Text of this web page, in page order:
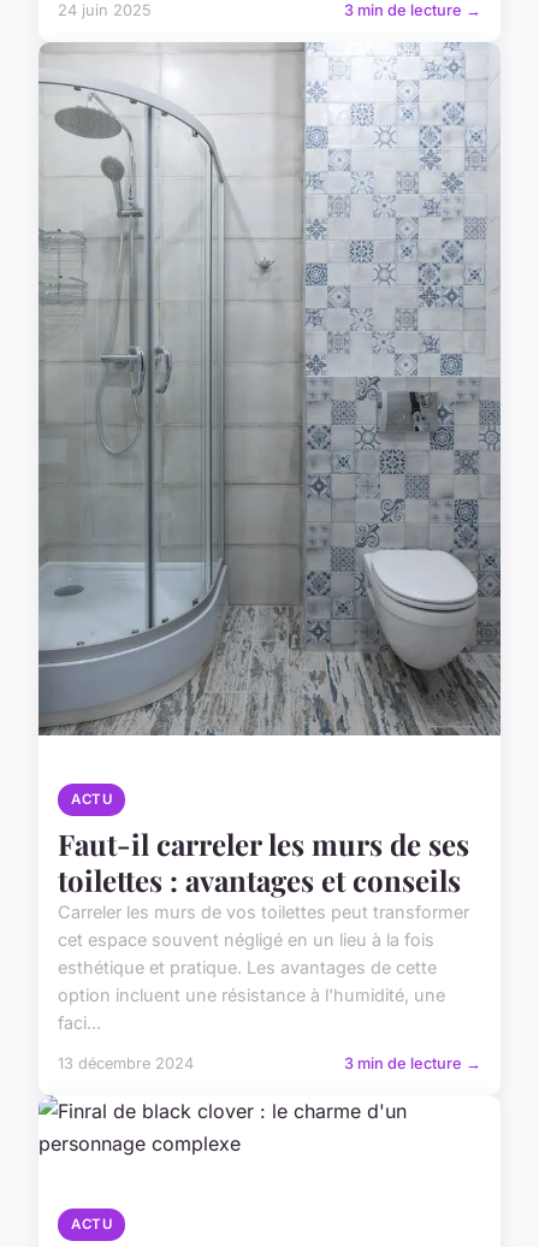
24 juin 2025 3 min de lecture →
ACTU
Faut-il carreler les murs de ses
toilettes : avantages et conseils
Carreler les murs de vos toilettes peut transformer
cet espace souvent négligé en un lieu à la fois
esthétique et pratique. Les avantages de cette
option incluent une résistance à l'humidité, une
faci...
13 décembre 2024 3 min de lecture →
ACTU